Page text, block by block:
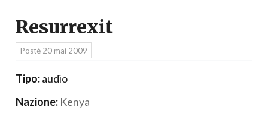
Resurrexit
Posté 20 mai 2009
Tipo:audio
Nazione: Kenya